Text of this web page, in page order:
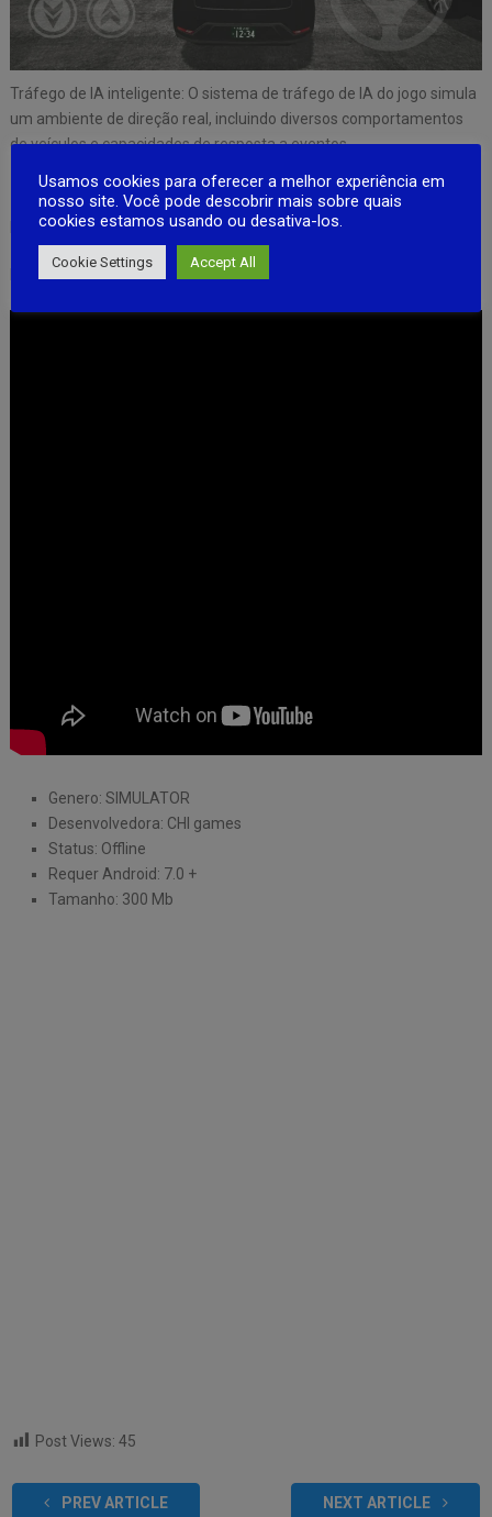
Tráfego de IA inteligente: O sistema de tráfego de IA do jogo simula
um ambiente de direção real, incluindo diversos comportamentos
de veículos e capacidades de resposta a eventos.
DownloadAndroid
Genero: SIMULATOR
Desenvolvedora: CHI games
Status: Offline
Requer Android: 7.0 +
Tamanho: 300 Mb
Post Views: 45
PREV ARTICLE NEXT ARTICLE
Usamos cookies para oferecer a melhor experiência em
nosso site. Você pode descobrir mais sobre quais
cookies estamos usando ou desativa-los.
Cookie Settings Accept All